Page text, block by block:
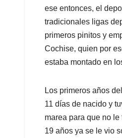
ese entonces, el
tradicionales ligas
primeros pinitos y
Cochise, quien por
estaba montado en
Los primeros años
11 días de nacido y
marea para que no
19 años ya se le vio